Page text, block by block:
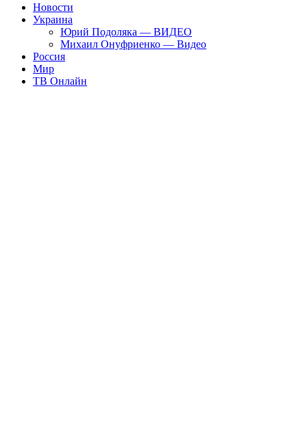
Новости
Украина
Юрий Подоляка — ВИДЕО
Михаил Онуфриенко — Видео
Россия
Мир
ТВ Онлайн